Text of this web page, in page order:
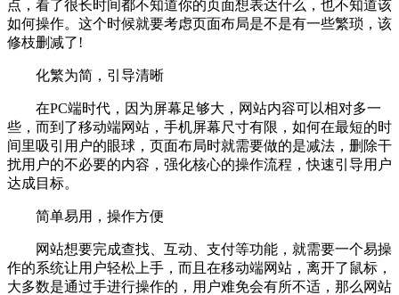
点，看了很长时间都不知道你的页面想表达什么，也不知道该
如何操作。这个时候就要考虑页面布局是不是有一些繁琐，该
修枝删减了!
化繁为简，引导清晰
在PC端时代，因为屏幕足够大，网站内容可以相对多一
些，而到了移动端网站，手机屏幕尺寸有限，如何在最短的时
间里吸引用户的眼球，页面布局时就需要做的是减法，删除干
扰用户的不必要的内容，强化核心的操作流程，快速引导用户
达成目标。
简单易用，操作方便
网站想要完成查找、互动、支付等功能，就需要一个易操
作的系统让用户轻松上手，而且在移动端网站，离开了鼠标，
大多数是通过手进行操作的，用户难免会有所不适，那么网站